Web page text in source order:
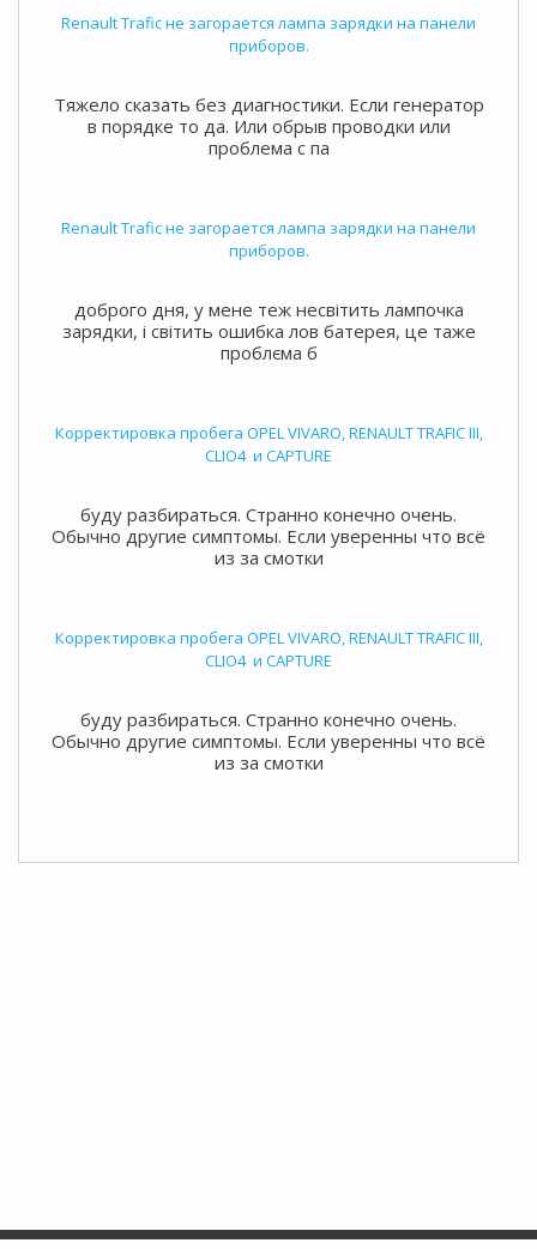
Renault Trafic не загорается лампа зарядки на панели
приборов.
Тяжело сказать без диагностики. Если генератор
в порядке то да. Или обрыв проводки или
проблема с па
Renault Trafic не загорается лампа зарядки на панели
приборов.
доброго дня, у мене теж несвітить лампочка
зарядки, і світить ошибка лов батерея, це таже
проблєма б
Корректировка пробега OPEL VIVARO, RENAULT TRAFIC III,
CLIO4 и CAPTURE
буду разбираться. Странно конечно очень.
Обычно другие симптомы. Если уверенны что всё
из за смотки
Корректировка пробега OPEL VIVARO, RENAULT TRAFIC III,
CLIO4 и CAPTURE
буду разбираться. Странно конечно очень.
Обычно другие симптомы. Если уверенны что всё
из за смотки